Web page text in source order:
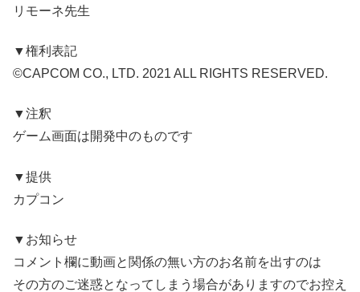
リモーネ先生
▼権利表記
©CAPCOM CO., LTD. 2021 ALL RIGHTS RESERVED.
▼注釈
ゲーム画面は開発中のものです
▼提供
カプコン
▼お知らせ
コメント欄に動画と関係の無い方のお名前を出すのは
その方のご迷惑となってしまう場合がありますのでお控え